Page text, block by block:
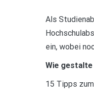
Als
ein, wobei
Wie gestalte
15 Tipps